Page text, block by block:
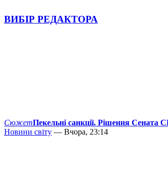
ВИБІР РЕДАКТОРА
СюжетПекельні санкції. Рішення Сената
Новини світу — Вчора, 23:14